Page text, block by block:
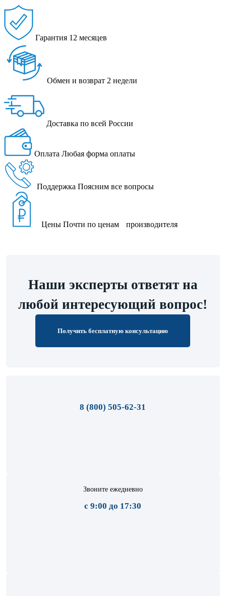
Гарантия 12 месяцев
Обмен и возврат 2 недели
Доставка по всей России
Оплата Любая форма оплаты
Поддержка Поясним все вопросы
Цены Почти по ценам производителя
Наши эксперты ответят на
любой интересующий вопрос!
Получить бесплатную консультацию
8 (800) 505-62-31
Звоните ежедневно
с 9:00 до 17:30